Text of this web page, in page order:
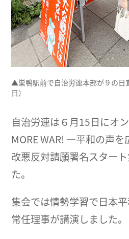
▲巣鴨駅前で自治労連本部が９の日
日）
自治労連は６月15日にオ
MORE WAR! ―平和の声
改悪反対請願署名スター
た。
集会では情勢学習で日本
常任理事が講演しました。